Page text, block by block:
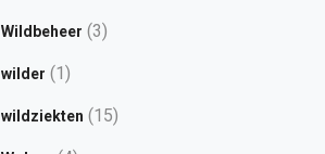
Wildbeheer (3)
wilder (1)
wildziekten (15)